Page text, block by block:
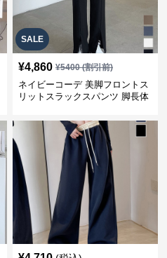
SALE
¥4,860 ¥5400(割引前)
ネイビーコーデ 美脚フロントス
リットスラックスパンツ 脚長体